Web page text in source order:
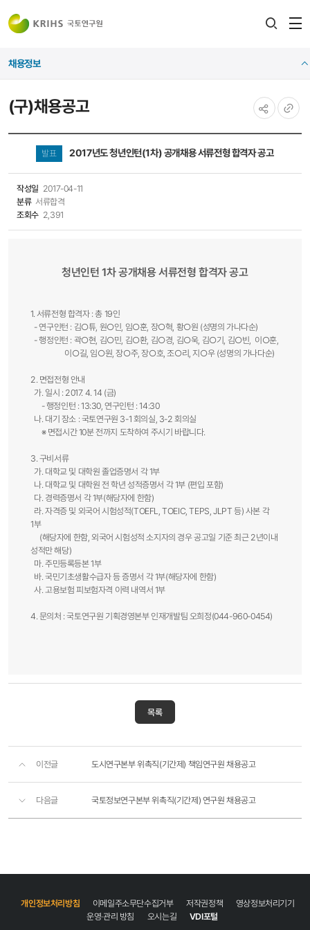
(구)채용공고
채용정보
발표 2017년도 청년인턴(1차) 공개채용 서류전형 합격자 공고
작성일 2017-04-11
분류 서류합격
조회수 2,391
청년인턴 1차 공개채용 서류전형 합격자 공고
1. 서류전형 합격자 : 총 19인
- 연구인턴 : 김○튜, 원○인, 임○훈, 장○혁, 황○원 (성명의 가나다순)
- 행정인턴 : 곽○현, 김○민, 김○환, 김○경, 김○욱, 김○기, 김○빈, 이○훈,
이○길, 임○원, 장○주, 장○호, 조○리, 지○우 (성명의 가나다순)
2. 면접전형 안내
가. 일시 : 2017. 4. 14 (금)
- 행정인턴 : 13:30, 연구인턴 : 14:30
나. 대기 장소 : 국토연구원 3-1 회의실, 3-2 회의실
※ 면접시간 10분 전까지 도착하여 주시기 바랍니다.
3. 구비서류
가. 대학교 및 대학원 졸업증명서 각 1부
나. 대학교 및 대학원 전 학년 성적증명서 각 1부 (편입 포함)
다. 경력증명서 각 1부(해당자에 한함)
라. 자격증 및 외국어 시험성적(TOEFL, TOEIC, TEPS, JLPT 등) 사본 각
1부
(해당자에 한함, 외국어 시험성적 소지자의 경우 공고일 기준 최근 2년이내
성적만 해당)
마. 주민등록등본 1부
바. 국민기초생활수급자 등 증명서 각 1부(해당자에 한함)
사. 고용보험 피보험자격 이력 내역서 1부
4. 문의처 : 국토연구원 기획경영본부 인재개발팀 오희정(044-960-0454)​
목록
이전글 도시연구본부 위촉직(기간제) 책임연구원 채용공고
다음글 국토정보연구본부 위촉직(기간제) 연구원 채용공고
개인정보처리방침 이메일주소무단수집거부 저작권정책
영상정보처리기기
운영·관리 방침
오시는길 VDI포털